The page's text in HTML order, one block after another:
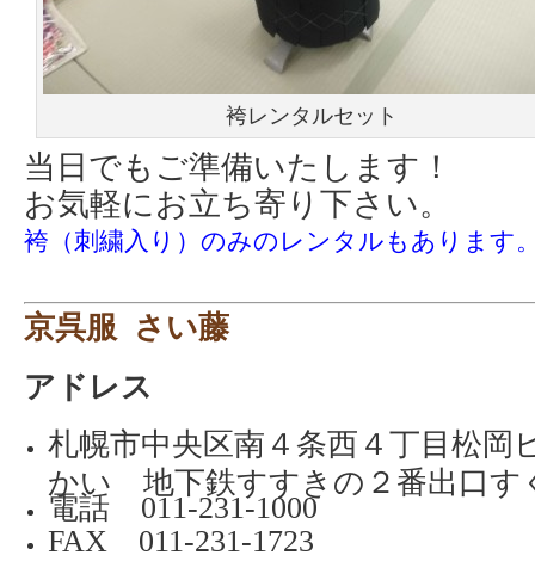
袴レンタルセット
当日でもご準備いたします！
お気軽にお立ち寄り下さい。
袴（刺繍入り）のみのレンタルもあります
京呉服 さい藤
アドレス
札幌市中央区南４条西４丁目松
かい 地下鉄すすきの２番出口す
電話 011-231-1000
FAX 011-231-1723